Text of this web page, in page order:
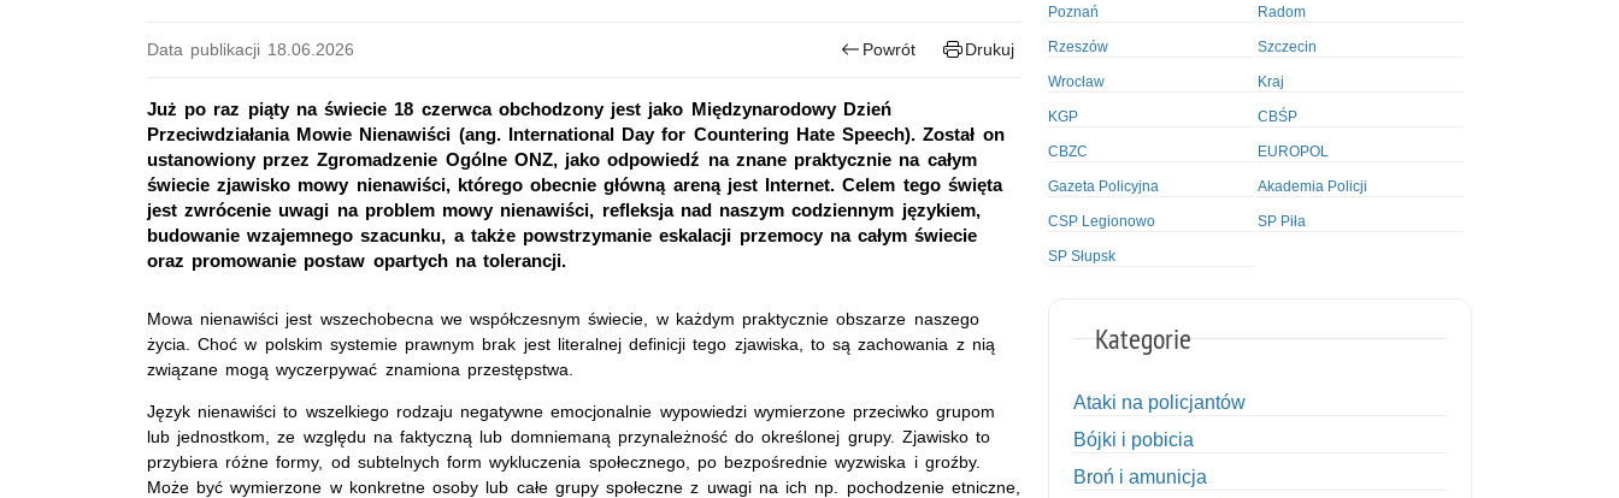
Data publikacji 18.06.2026 Powrót Drukuj
Już po raz piąty na świecie 18 czerwca obchodzony jest jako Międzynarodowy Dzień
Przeciwdziałania Mowie Nienawiści (ang. International Day for Countering Hate Speech). Został on
ustanowiony przez Zgromadzenie Ogólne ONZ, jako odpowiedź na znane praktycznie na całym
świecie zjawisko mowy nienawiści, którego obecnie główną areną jest Internet. Celem tego święta
jest zwrócenie uwagi na problem mowy nienawiści, refleksja nad naszym codziennym językiem,
budowanie wzajemnego szacunku, a także powstrzymanie eskalacji przemocy na całym świecie
oraz promowanie postaw opartych na tolerancji.
Mowa nienawiści jest wszechobecna we współczesnym świecie, w każdym praktycznie obszarze naszego
życia. Choć w polskim systemie prawnym brak jest literalnej definicji tego zjawiska, to są zachowania z nią
związane mogą wyczerpywać znamiona przestępstwa.
Język nienawiści to wszelkiego rodzaju negatywne emocjonalnie wypowiedzi wymierzone przeciwko grupom
lub jednostkom, ze względu na faktyczną lub domniemaną przynależność do określonej grupy. Zjawisko to
przybiera różne formy, od subtelnych form wykluczenia społecznego, po bezpośrednie wyzwiska i groźby.
Może być wymierzone w konkretne osoby lub całe grupy społeczne z uwagi na ich np. pochodzenie etniczne,
Poznań Radom
Rzeszów Szczecin
Wrocław Kraj
KGP CBŚP
CBZC EUROPOL
Gazeta Policyjna Akademia Policji
CSP Legionowo SP Piła
SP Słupsk
Kategorie
Ataki na policjantów
Bójki i pobicia
Broń i amunicja